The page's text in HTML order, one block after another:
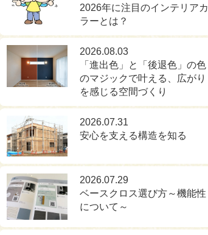
2026年に注目のインテリアカ
ラーとは？
2026.08.03
「進出色」と「後退色」の色
のマジックで叶える、広がり
を感じる空間づくり
2026.07.31
安心を支える構造を知る
2026.07.29
ベースクロス選び方～機能性
について～